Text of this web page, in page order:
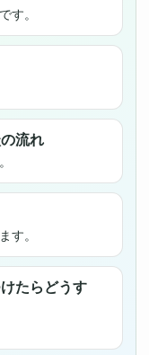
す。
流れ
す。
たらどうす